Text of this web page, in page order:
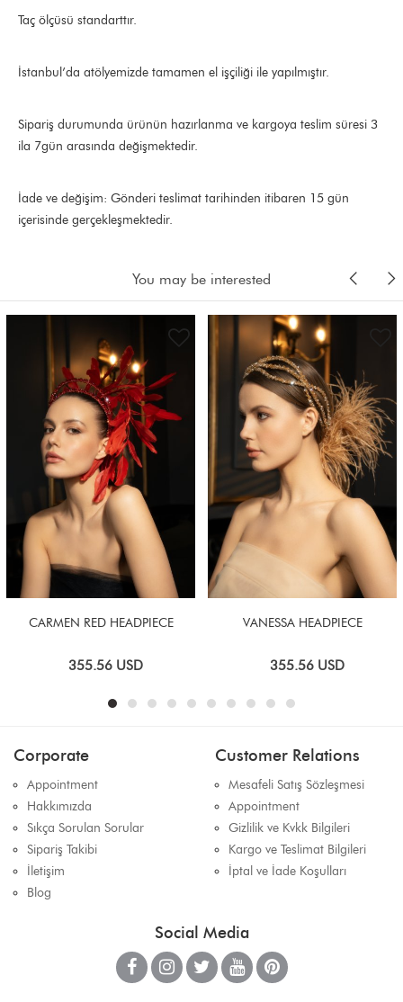
Taç ölçüsü standarttır.
İstanbul’da atölyemizde tamamen el işçiliği ile yapılmıştır.
Sipariş durumunda ürünün hazırlanma ve kargoya teslim süresi 3
ila 7gün arasında değişmektedir.
İade ve değişim: Gönderi teslimat tarihinden itibaren 15 gün
içerisinde gerçekleşmektedir.
You may be interested
CARMEN RED HEADPIECE
355.56USD
VANESSA HEADPIECE
355.56USD
Corporate
Appointment
Hakkımızda
Sıkça Sorulan Sorular
Sipariş Takibi
İletişim
Blog
Customer Relations
Mesafeli Satış Sözleşmesi
Appointment
Gizlilik ve Kvkk Bilgileri
Kargo ve Teslimat Bilgileri
İptal ve İade Koşulları
Social Media